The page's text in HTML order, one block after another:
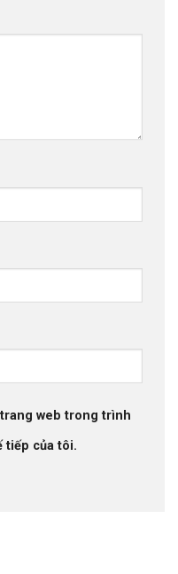
web trong trình
tiếp của tôi.